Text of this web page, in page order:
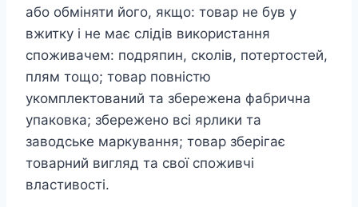
або обміняти його, якщо: товар не був у
вжитку і не має слідів використання
споживачем: подряпин, сколів, потертостей,
плям тощо; товар повністю
укомплектований та збережена фабрична
упаковка; збережено всі ярлики та
заводське маркування; товар зберігає
товарний вигляд та свої споживчі
властивості.